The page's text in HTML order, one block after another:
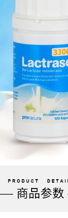
已加入购物
FCC 孕妇哺乳
耐受 抑制腹
长按识别图
查看商品详情
设置成功
确认
确认
已加入购物
库存不足，剩